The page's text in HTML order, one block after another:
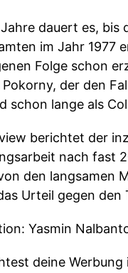
dauert es, bis
im Jahr 1977
Folge schon
Pokorny, der den
schon lange als
berichtet der
nach fast
den langsamen
Urteil gegen den
Yasmin
deine